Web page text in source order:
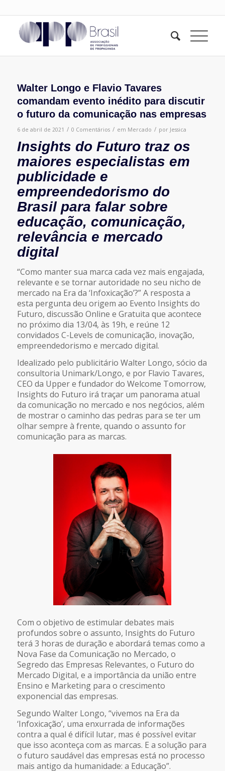
Walter Longo e Flavio Tavares
comandam evento inédito para discutir
o futuro da comunicação nas empresas
6 de abril de 2021 / 0 Comentários / em Mercado / por Jessica
Insights do Futuro traz os
maiores especialistas em
publicidade e
empreendedorismo do
Brasil para falar sobre
educação, comunicação,
relevância e mercado
digital
“Como manter sua marca cada vez mais engajada,
relevante e se tornar autoridade no seu nicho de
mercado na Era da ‘Infoxicação’?” A resposta a
esta pergunta deu origem ao Evento Insights do
Futuro, discussão Online e Gratuita que acontece
no próximo dia 13/04, às 19h, e reúne 12
convidados C-Levels de comunicação, inovação,
empreendedorismo e mercado digital.
Idealizado pelo publicitário Walter Longo, sócio da
consultoria Unimark/Longo, e por Flavio Tavares,
CEO da Upper e fundador do Welcome Tomorrow,
Insights do Futuro irá traçar um panorama atual
da comunicação no mercado e nos negócios, além
de mostrar o caminho das pedras para se ter um
olhar sempre à frente, quando o assunto for
comunicação para as marcas.
Com o objetivo de estimular debates mais
profundos sobre o assunto, Insights do Futuro
terá 3 horas de duração e abordará temas como a
Nova Fase da Comunicação no Mercado, o
Segredo das Empresas Relevantes, o Futuro do
Mercado Digital, e a importância da união entre
Ensino e Marketing para o crescimento
exponencial das empresas.
Segundo Walter Longo, “vivemos na Era da
‘Infoxicação’, uma enxurrada de informações
contra a qual é difícil lutar, mas é possível evitar
que isso aconteça com as marcas. E a solução para
o futuro saudável das empresas está no processo
mais antigo da humanidade: a Educação”.